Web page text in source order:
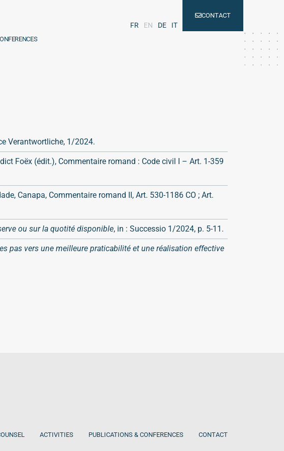
FR EN DE IT
CONTACT
Verantwortliche, 1/2024.
Foëx (édit.), Commentaire romand : Code civil I – Art. 1-359
Canapa, Commentaire romand II, Art. 530-1186 CO ; Art.
ou sur la quotité disponible, in : Successio 1/2024, p. 5-11.
pas vers une meilleure praticabilité et une réalisation effective
ACTIVITIES PUBLICATIONS & CONFERENCES CONTACT